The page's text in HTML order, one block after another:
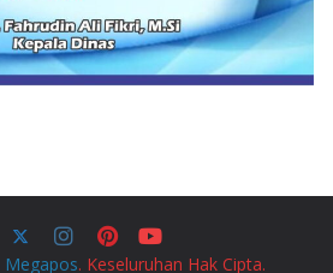
Megapos. Keseluruhan Hak Cipta.